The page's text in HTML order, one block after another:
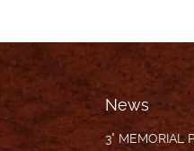
News
3° MEMORIAL